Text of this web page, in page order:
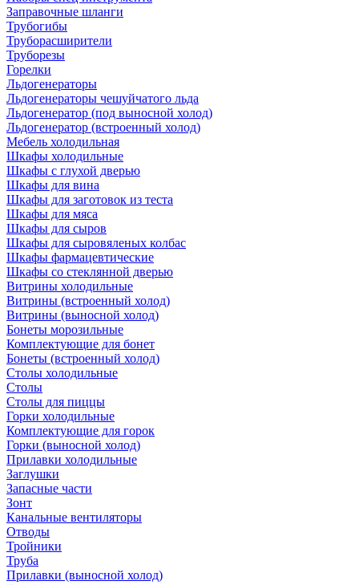
Заправочные шланги
Трубогибы
Труборасширители
Труборезы
Горелки
Льдогенераторы
Льдогенераторы чешуйчатого льда
Льдогенератор (под выносной холод)
Льдогенератор (встроенный холод)
Мебель холодильная
Шкафы холодильные
Шкафы с глухой дверью
Шкафы для вина
Шкафы для заготовок из теста
Шкафы для мяса
Шкафы для сыров
Шкафы для сыровяленых колбас
Шкафы фармацевтические
Шкафы со стеклянной дверью
Витрины холодильные
Витрины (встроенный холод)
Витрины (выносной холод)
Бонеты морозильные
Комплектующие для бонет
Бонеты (встроенный холод)
Столы холодильные
Столы
Столы для пиццы
Горки холодильные
Комплектующие для горок
Горки (выносной холод)
Прилавки холодильные
Заглушки
Запасные части
Зонт
Канальные вентиляторы
Отводы
Тройники
Труба
Прилавки (выносной холод)